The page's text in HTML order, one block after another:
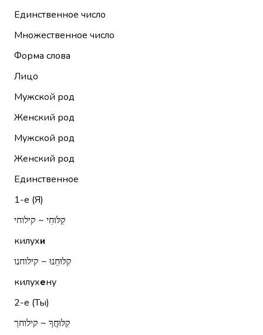
Единственное число
Множественное число
Форма слова
Лицо
Мужской род
Женский род
Мужской род
Женский род
Единственное
1-е (Я)
קִלּוּחִי ~ קילוחי
килухи
קִלּוּחֵנוּ ~ קילוחנו
килухену
2-е (Ты)
קִלּוּחֲךָ ~ קילוחך